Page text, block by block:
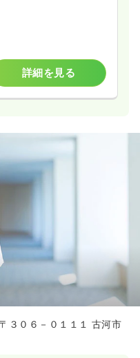
詳細を見る
３０６－０１１１ 古河市